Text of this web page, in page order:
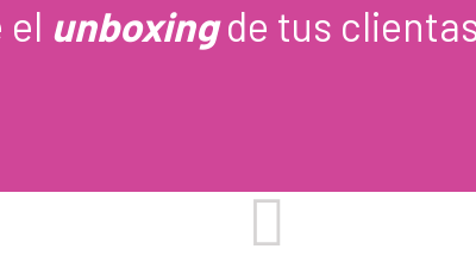
el unboxingde tus